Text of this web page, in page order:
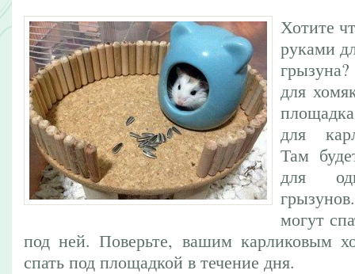
Хотите
руками
для
для
Там
для
могут
под ней. Поверьте, вашим карликовым
спать под площадкой в течение дня.